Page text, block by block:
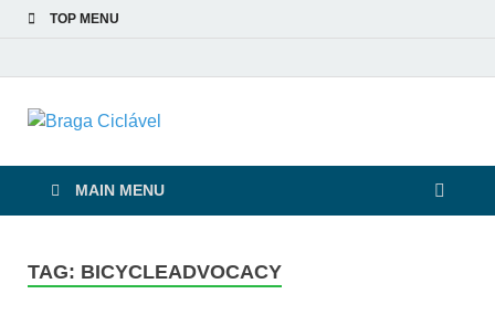
TOP MENU
Braga Ciclável
MAIN MENU
TAG: BICYCLEADVOCACY